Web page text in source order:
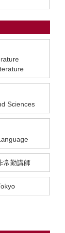
Sciences
常勤講師